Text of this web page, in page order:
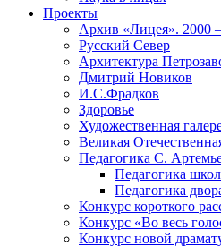
Проекты
Архив «Лицея». 2000
Русский Север
Архитектура
Дмитрий Новиков
И.С.Фрадков
Здоровье
Художественная
Великая
Педагогика С.
Педагогика
Педагогика
Конкурс короткого
Конкурс «Во весь
Конкурс новой